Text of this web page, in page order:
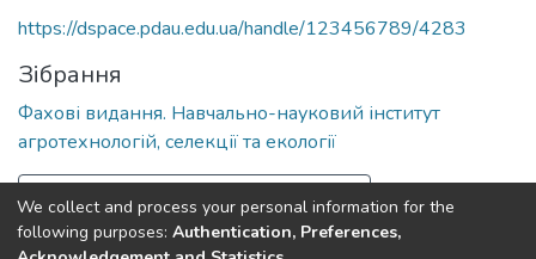
https://dspace.pdau.edu.ua/handle/123456789/4283
Зібрання
Фахові видання. Навчально-науковий інститут
агротехнологій, селекції та екології
Повна інформація про документ
We collect and process your personal information for the
following purposes: Authentication, Preferences,